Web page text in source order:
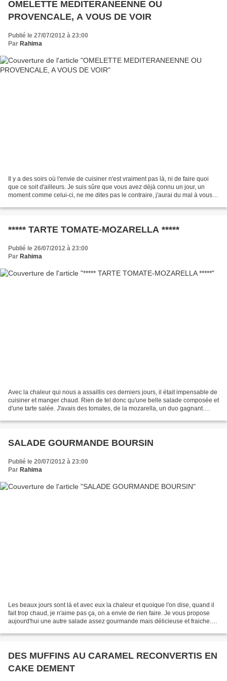
OMELETTE MEDITERANEENNE OU
PROVENCALE, A VOUS DE VOIR
Publié le 27/07/2012 à 23:00
Par Rahima
Il y a des soirs où l'envie de cuisiner n'est vraiment pas là, ni de faire quoi
que ce soit d'ailleurs. Je suis sûre que vous avez déjà connu un jour, un
moment comme celui-ci, ne me dites pas le contraire, j'aurai du mal à vous
***** TARTE TOMATE-MOZARELLA *****
Publié le 26/07/2012 à 23:00
Par Rahima
Avec la chaleur qui nous a assaillis ces derniers jours, il était impensable de
cuisiner et manger chaud. Rien de tel donc qu'une belle salade composée et
d'une tarte salée. J'avais des tomates, de la mozarella, un duo gagnant.
SALADE GOURMANDE BOURSIN
Publié le 20/07/2012 à 23:00
Par Rahima
Les beaux jours sont là et avec eux la chaleur et quoique l'on dise, quand il
fait trop chaud, je n'aime pas ça, on a envie de rien faire. Je vous propose
aujourd'hui une autre salade assez gourmande mais délicieuse et fraiche.
DES MUFFINS AU CARAMEL RECONVERTIS EN
CAKE DEMENT